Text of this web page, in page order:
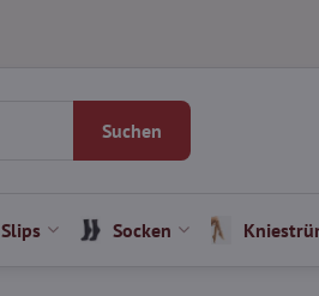
Suchen
Slips Socken